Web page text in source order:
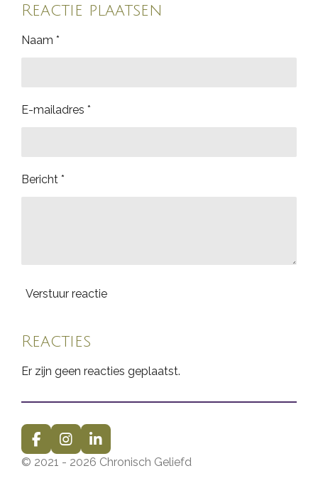
e
n
l
e
n
Reactie plaatsen
Naam *
E-mailadres *
Bericht *
Verstuur reactie
Reacties
Er zijn geen reacties geplaatst.
F
a
I
n
L
i
© 2021 - 2026 Chronisch Geliefd